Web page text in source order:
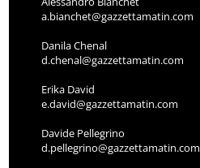
a.bianchet@gazzettamatin.com
Danila Chenal
d.chenal@gazzettamatin.com
Erika David
e.david@gazzettamatin.com
Davide Pellegrino
d.pellegrino@gazzettamatin.com